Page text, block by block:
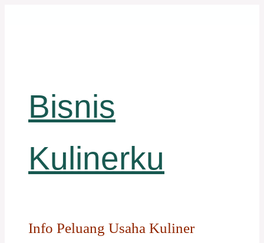
Bisnis
Kulinerku
Info Peluang Usaha Kuliner